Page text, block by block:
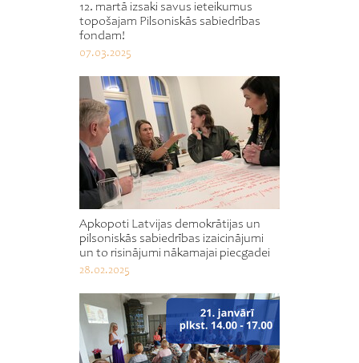
12. martā izsaki savus ieteikumus
topošajam Pilsoniskās sabiedrības
fondam!
07.03.2025
Apkopoti Latvijas demokrātijas un
pilsoniskās sabiedrības izaicinājumi
un to risinājumi nākamajai piecgadei
28.02.2025